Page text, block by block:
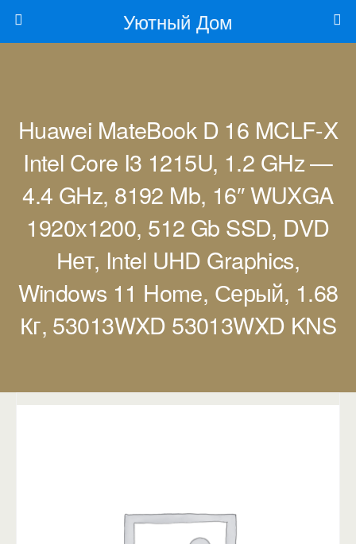
Уютный Дом
Huawei MateBook D 16 MCLF-X
Intel Core I3 1215U, 1.2 GHz —
4.4 GHz, 8192 Mb, 16″ WUXGA
1920х1200, 512 Gb SSD, DVD
Нет, Intel UHD Graphics,
Windows 11 Home, Серый, 1.68
Кг, 53013WXD 53013WXD KNS